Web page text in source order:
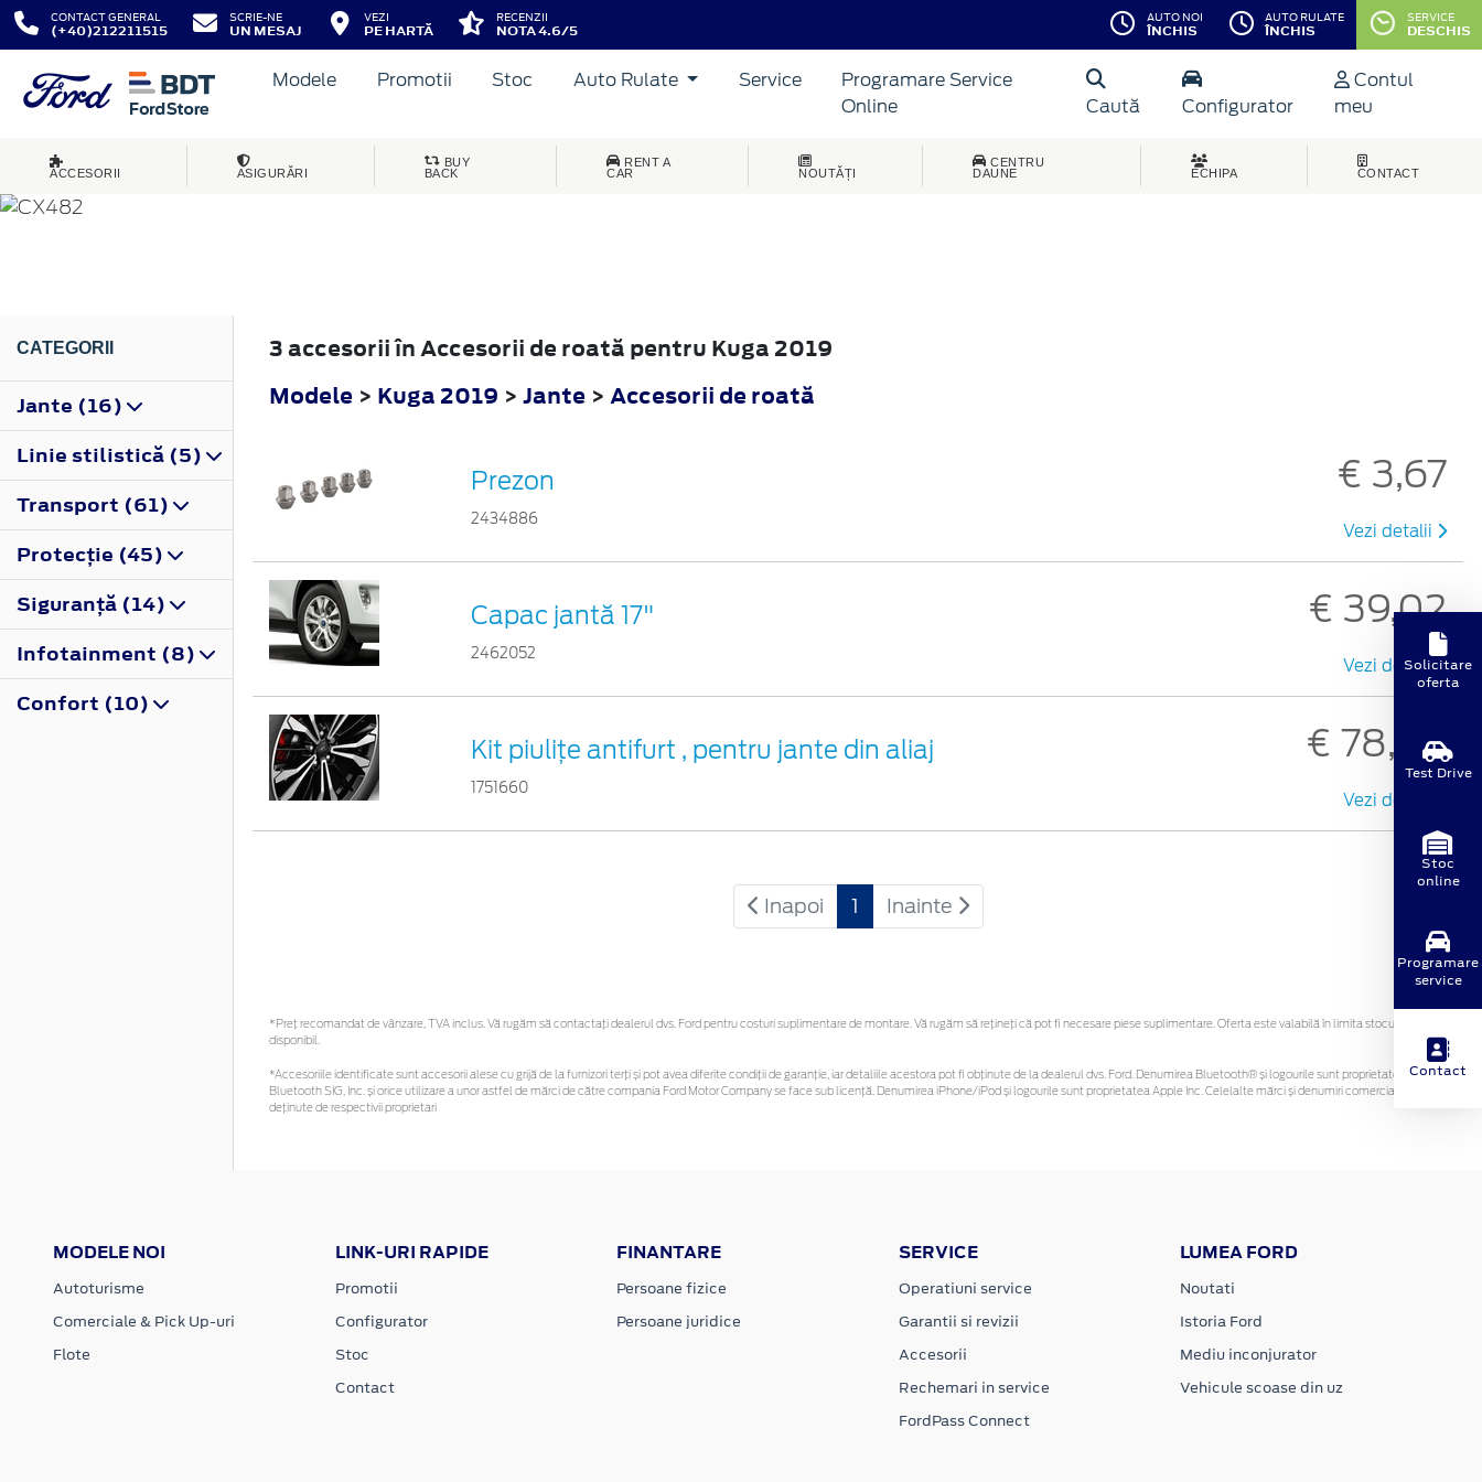
CONTACT GENERAL
(+40)212211515
SCRIE-NE
UN MESAJ
VEZI
PE HARTĂ
RECENZII
NOTA 4.6/5
AUTO NOI
ÎNCHIS
AUTO RULATE
ÎNCHIS
SERVICE
DESCHIS
Modele Promotii Stoc Auto Rulate Service
Programare Service
Online
Caută Configurator
Contul
meu
ACCESORII ASIGURĂRI
BUY
BACK
RENT A
CAR
NOUTĂȚI
CENTRU
DAUNE
ECHIPA CONTACT
KUGA
CATEGORII
Jante (16)
Linie stilistică (5)
Transport (61)
Protecţie (45)
Siguranţă (14)
Infotainment (8)
Confort (10)
3 accesorii în Accesorii de roată pentru Kuga 2019
Modele > Kuga 2019 > Jante > Accesorii de roată
Prezon
2434886
€ 3,67
Vezi detalii
Capac jantă 17"
2462052
€ 39,02
Vezi detalii
Kit piuliţe antifurt , pentru jante din aliaj
1751660
€ 78,30
Vezi detalii
Inapoi 1 Inainte
*Preţ recomandat de vânzare, TVA inclus. Vă rugăm să contactaţi dealerul dvs. Ford pentru costuri suplimentare de montare. Vă rugăm să rețineți că pot fi necesare piese suplimentare. Oferta este valabilă în limita stocului
disponibil.
*Accesoriile identificate sunt accesorii alese cu grijă de la furnizori terți și pot avea diferite condiții de garanție, iar detaliile acestora pot fi obținute de la dealerul dvs. Ford. Denumirea Bluetooth® și logourile sunt proprietatea
Bluetooth SIG, Inc. și orice utilizare a unor astfel de mărci de către compania Ford Motor Company se face sub licență. Denumirea iPhone/iPod și logourile sunt proprietatea Apple Inc. Celelalte mărci și denumiri comerciale sunt
deținute de respectivii proprietari
MODELE NOI
Autoturisme
Comerciale & Pick Up-uri
Flote
LINK-URI RAPIDE
Promotii
Configurator
Stoc
Contact
FINANTARE
Persoane fizice
Persoane juridice
SERVICE
Operatiuni service
Garantii si revizii
Accesorii
Rechemari in service
FordPass Connect
LUMEA FORD
Noutati
Istoria Ford
Mediu inconjurator
Vehicule scoase din uz
Solicitare
oferta
Test Drive
Stoc
online
Programare
service
Contact